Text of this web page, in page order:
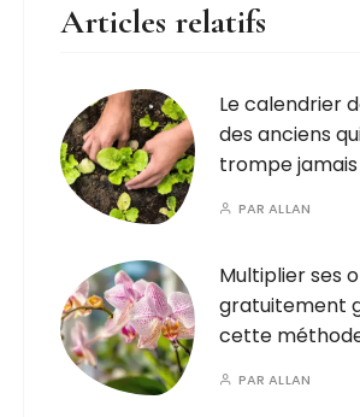
Articles relatifs
Le calendrier
des anciens
trompe jamais
PARALLAN
Multiplier ses
gratuitement
cette
PARALLAN